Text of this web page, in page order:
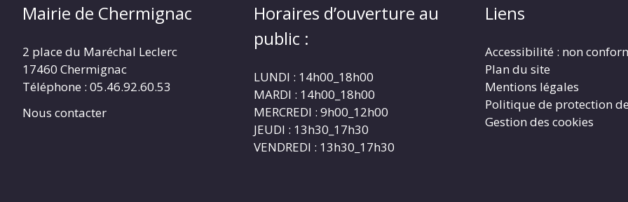
Mairie de Chermignac
2 place du Maréchal Leclerc
17460 Chermignac
Téléphone : 05.46.92.60.53
Nous contacter
Horaires d’ouverture au
public :
LUNDI : 14h00_18h00
MARDI : 14h00_18h00
MERCREDI : 9h00_12h00
JEUDI : 13h30_17h30
VENDREDI : 13h30_17h30
Liens
Accessibilité : non
Plan du site
Mentions légales
Politique de protection
Gestion des cookies